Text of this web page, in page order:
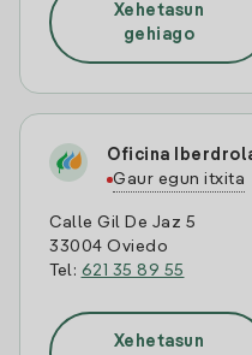
Xehetasun
gehiago
Oficina
Gaur egun itxita
Calle Gil De Jaz 5
33004 Oviedo
Tel: 621 35 89 55
Xehetasun